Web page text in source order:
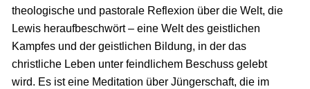
theologische und pastorale Reflexion über die Welt, die
Lewis heraufbeschwört – eine Welt des geistlichen
Kampfes und der geistlichen Bildung, in der das
christliche Leben unter feindlichem Beschuss gelebt
wird. Es ist eine Meditation über Jüngerschaft, die im